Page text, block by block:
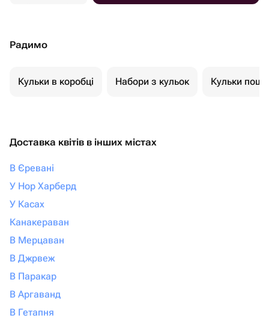
Радимо
Кульки в коробці Набори з кульок Кульки
Доставка квітів в інших містах
В Єревані
У Нор Харберд
У Касах
Канакераван
В Мерцаван
В Джрвеж
В Паракар
В Аргаванд
В Гетапня